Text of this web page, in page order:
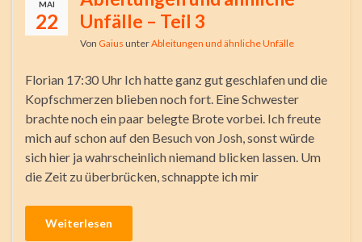
MAI
22
Unfälle – Teil 3
Von Gaius unterAbleitungen und ähnliche Unfälle
Florian 17:30 Uhr Ich hatte ganz gut geschlafen und die
Kopfschmerzen blieben noch fort. Eine Schwester
brachte noch ein paar belegte Brote vorbei. Ich freute
mich auf schon auf den Besuch von Josh, sonst würde
sich hier ja wahrscheinlich niemand blicken lassen. Um
die Zeit zu überbrücken, schnappte ich mir
Weiterlesen